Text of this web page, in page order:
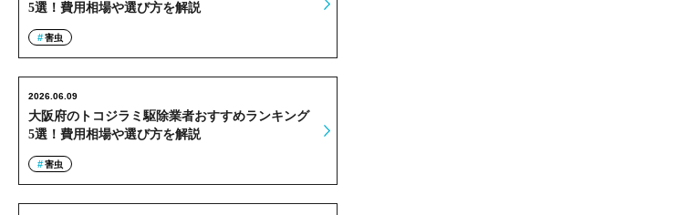
5選！費用相場や選び方を解説
害虫
大阪府のトコジラミ駆除業者おすすめランキング
5選！費用相場や選び方を解説
2026.06.09
害虫